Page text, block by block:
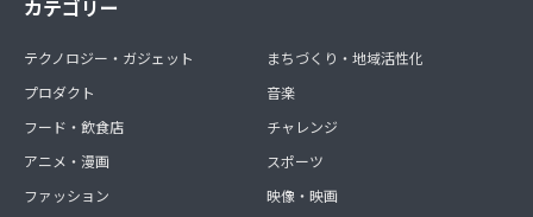
カテゴリー
テクノロジー・ガジェット
プロダクト
フード・飲食店
アニメ・漫画
ファッション
まちづくり・地域活性化
音楽
チャレンジ
スポーツ
映像・映画